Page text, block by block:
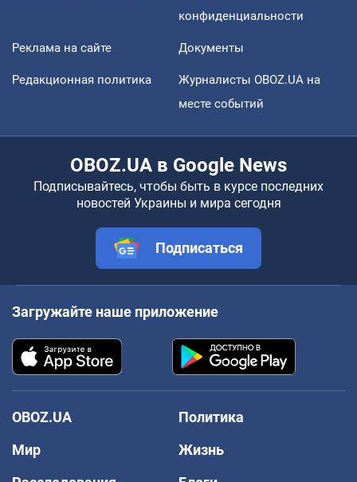
конфиденциальности
Реклама на сайте Документы
Редакционная политика
Журналисты OBOZ.UA на
месте событий
OBOZ.UA в Google News
Подписывайтесь, чтобы быть в курсе последних
новостей Украины и мира сегодня
Подписаться
Загружайте наше приложение
OBOZ.UA
Политика
Мир
Жизнь